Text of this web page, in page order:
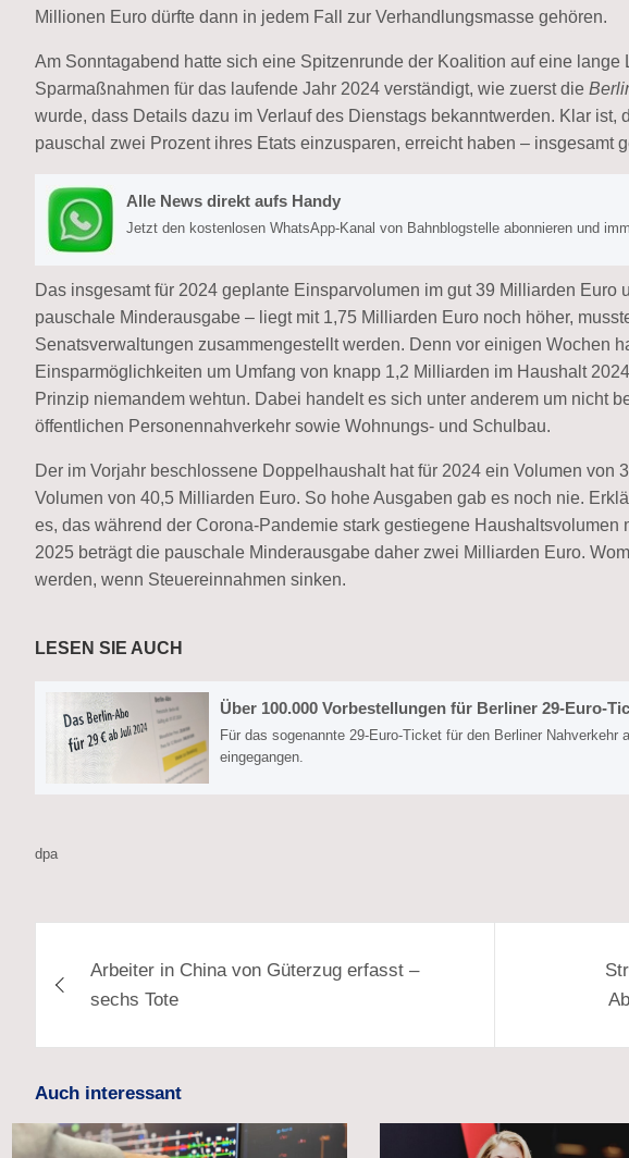
Millionen Euro dürfte dann in jedem Fall zur Verhandlungsmasse gehören.
Am Sonntagabend hatte sich eine Spitzenrunde der Koalition auf eine lange
Sparmaßnahmen für das laufende Jahr 2024 verständigt, wie zuerst die
wurde, dass Details dazu im Verlauf des Dienstags bekanntwerden. Klar ist,
pauschal zwei Prozent ihres Etats einzusparen, erreicht haben – insgesamt
Alle News direkt aufs Handy
Jetzt den kostenlosen WhatsApp-Kanal von Bahnblogstelle abonnieren und
Das insgesamt für 2024 geplante Einsparvolumen im gut 39 Milliarden Euro
pauschale Minderausgabe – liegt mit 1,75 Milliarden Euro noch höher,
Senatsverwaltungen zusammengestellt werden. Denn vor einigen Wochen
Einsparmöglichkeiten um Umfang von knapp 1,2 Milliarden im Haushalt
Prinzip niemandem wehtun. Dabei handelt es sich unter anderem um nicht
öffentlichen Personennahverkehr sowie Wohnungs- und Schulbau.
Der im Vorjahr beschlossene Doppelhaushalt hat für 2024 ein Volumen von
Volumen von 40,5 Milliarden Euro. So hohe Ausgaben gab es noch nie.
es, das während der Corona-Pandemie stark gestiegene Haushaltsvolumen
2025 beträgt die pauschale Minderausgabe daher zwei Milliarden Euro.
werden, wenn Steuereinnahmen sinken.
LESEN SIE AUCH
Über 100.000 Vorbestellungen für Berliner 29-Euro-
Für das sogenannte 29-Euro-Ticket für den Berliner Nahverkehr
eingegangen.
dpa
Arbeiter in China von Güterzug erfasst –
sechs Tote
Auch interessant